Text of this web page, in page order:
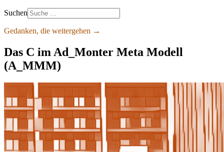
Suchen
Gedanken, die weitergehen →
Das C im Ad_Monter Meta Modell
(A_MMM)